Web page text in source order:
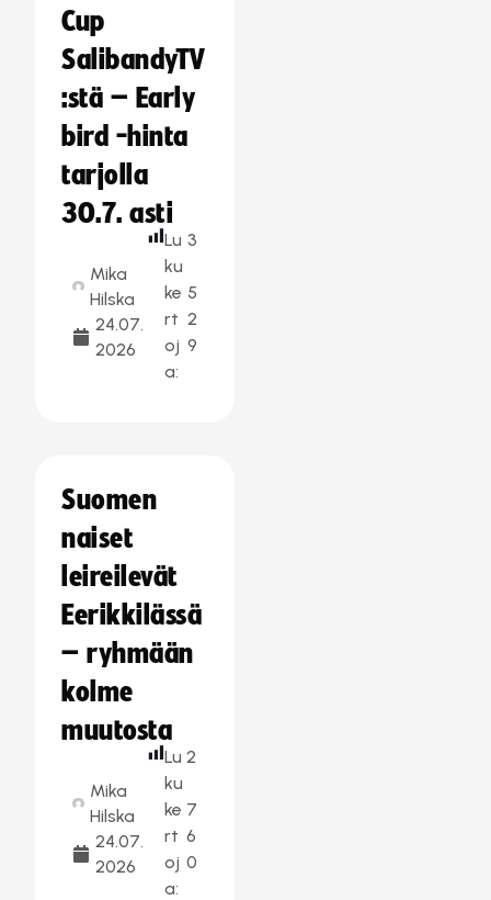
Cup
SalibandyTV
:stä – Early
bird -hinta
tarjolla
30.7. asti
Mika
Hilska
24.07.
2026
Lu
ku
ke
rt
oj
a:
3
5
2
9
Suomen
naiset
leireilevät
Eerikkilässä
– ryhmään
kolme
muutosta
Mika
Hilska
24.07.
2026
Lu
ku
ke
rt
oj
a:
2
7
6
0